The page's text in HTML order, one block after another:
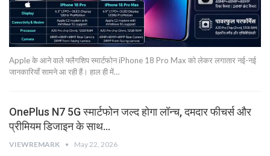
Apple के आने वाले फ्लैगशिप स्मार्टफोन iPhone 18 Pro Max को लेकर लगातार नई-नई
जानकारियाँ सामने आ रही हैं। हाल ही में…
OnePlus N7 5G स्मार्टफोन जल्द होगा लॉन्च, दमदार फीचर्स और
प्रीमियम डिजाइन के साथ…
VIEWREMARK May 22, 2026